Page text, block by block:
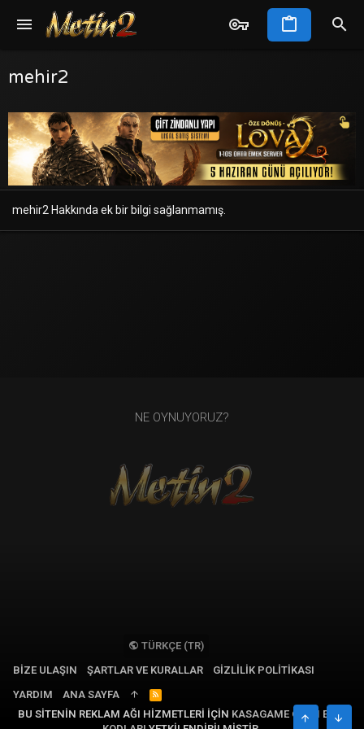
mehir2
mehir2 Hakkında ek bir bilgi sağlanmamış.
NE OYNUYORUZ?
TÜRKÇE (TR)
BIZE ULAŞIN
ŞARTLAR VE KURALLAR
GIZLILIK POLITIKASI
YARDIM
ANA SAYFA
R
S
S
BU SITENIN REKLAM AĞI HIZMETLERI IÇIN KASAGAME OYUN EPIN